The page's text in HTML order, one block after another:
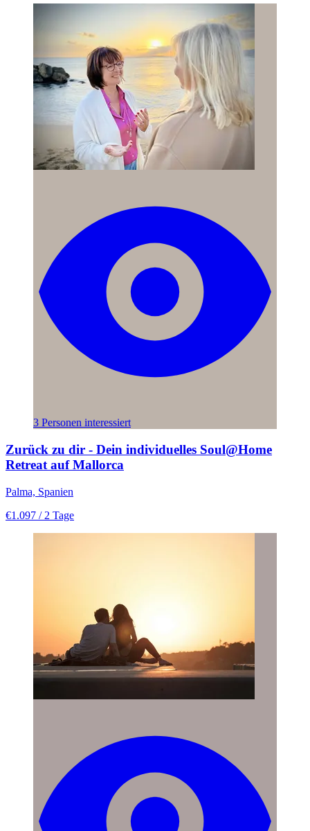
3 Personen interessiert
Zurück zu dir - Dein individuelles Soul@Home
Retreat auf Mallorca
Palma, Spanien
€1.097 / 2 Tage